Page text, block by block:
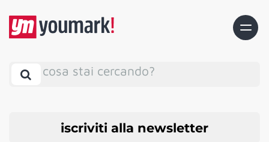
cosa stai cercando?
iscriviti alla newsletter